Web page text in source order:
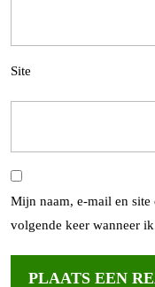
Site
Mijn naam, e-mail en site
volgende keer wanneer